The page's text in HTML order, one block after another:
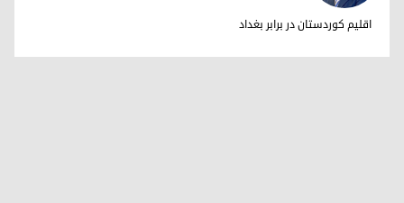
دکتر ابراهیم خالد
اقلیم کوردستان در برابر بغداد